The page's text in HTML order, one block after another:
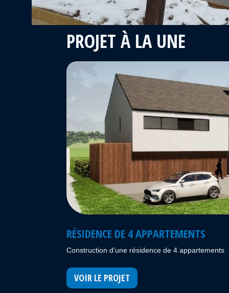
PROJET À LA UNE
RÉSIDENCE DE 4 APPARTEMENTS
Construction d’une résidence de 4 appartements
VOIR LE PROJET